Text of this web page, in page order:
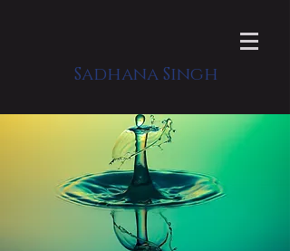
Sadhana Singh